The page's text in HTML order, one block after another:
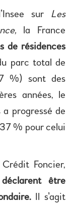
sur Les
la France
de résidences
parc total de
%) sont des
années, le
progressé de
% pour celui
Foncier,
être
Il s’agit